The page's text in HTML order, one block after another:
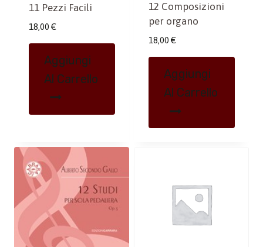
11 Pezzi Facili
18,00 €
Aggiungi
Al Carrello
12 Composizioni
per organo
18,00 €
Aggiungi
Al Carrello